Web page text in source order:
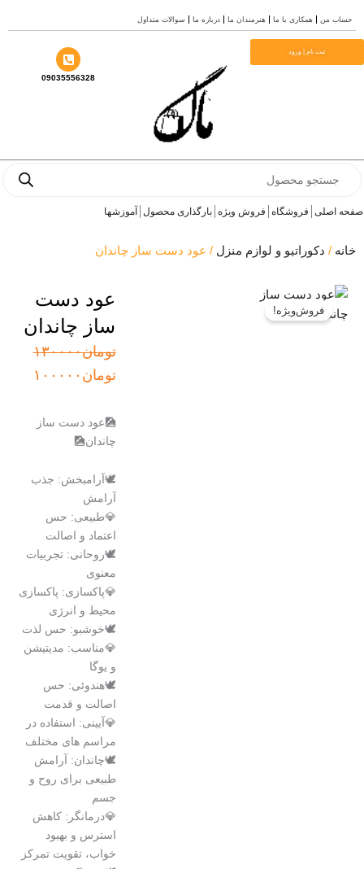
من همکاری با ما هنرمندان ما درباره ما سوالات متداول
ثبت نام | ورود
09035556328
فروشگاه فروش ویژه بارگذاری محصول آموزشها
/دکوراتیو و لوازم منزل / عود دست ساز چاندان
فروش‌ویژه!
عود دست
ساز چاندان
تومان۱۳۰۰۰۰قیمت
اصلی:
تومان۱۰۰۰۰۰
قیمت
فعلی:
🎑عود دست ساز
چاندان🎑
🕊️آرامبخش: جذب
آرامش
💎طبیعی: حس
اعتماد و اصالت
🕊️روحانی: تجربیات
معنوی
💎پاکسازی: پاکسازی
محیط و انرژی
🕊️خوشبو: حس لذت
💎مناسب: مدیتیشن
🕊️هندوئی: حس
اصالت و قدمت
💎آیینی: استفاده در
مراسم های مختلف
🕊️چاندان: آرامش
طبیعی برای روح و
💎درمانگر: کاهش
استرس و بهبود
خواب، تقویت تمرکز